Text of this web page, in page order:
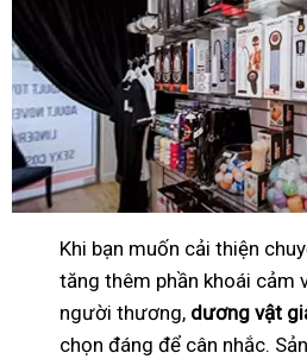
Khi bạn muốn cải thiện
tăng thêm phần khoái cảm
người thương, dương vật
chọn đáng để cân nhắc.